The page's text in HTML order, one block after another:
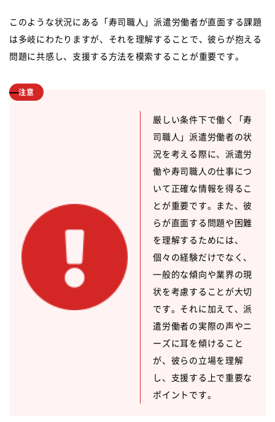
このような状況にある「寿司職人」派遣労働者が直面する課題
は多岐にわたりますが、それを理解することで、彼らが抱える
問題に共感し、支援する方法を模索することが重要です。
注意
厳しい条件下で働く「寿
司職人」派遣労働者の状
況を考える際に、派遣労
働や寿司職人の仕事につ
いて正確な情報を得るこ
とが重要です。また、彼
らが直面する問題や困難
を理解するためには、
個々の経験だけでなく、
一般的な傾向や業界の現
状を考慮することが大切
です。それに加えて、派
遣労働者の実際の声やニ
ーズに耳を傾けること
が、彼らの立場を理解
し、支援する上で重要な
ポイントです。